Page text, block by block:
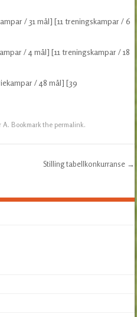
/ 31 mål] [11 treningskampar / 6
/ 4 mål] [11 treningskampar / 18
/ 48 mål] [39
A. Bookmark thepermalink.
Stilling tabellkonkurranse →